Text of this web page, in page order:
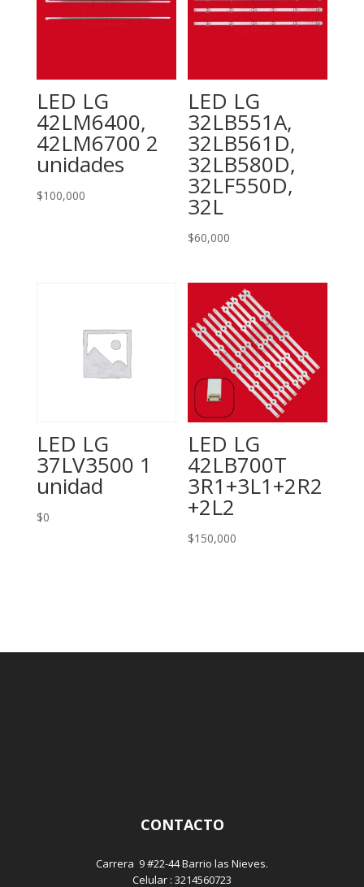
LED LG
42LM6400,
42LM6700 2
unidades
$100,000
LED LG
32LB551A,
32LB561D,
32LB580D,
32LF550D,
32L
$60,000
LED LG
37LV3500 1
unidad
$0
LED LG
42LB700T
3R1+3L1+2R2
+2L2
$150,000
CONTACTO
Carrera 9 #22-44 Barrio las Nieves.
Celular : 3214560723